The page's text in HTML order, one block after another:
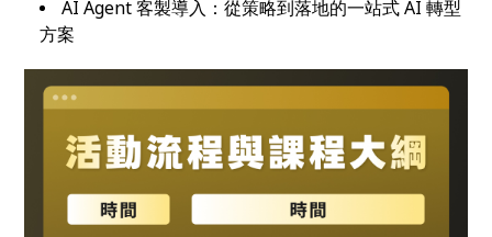
AI Agent 客製導入：從策略到落地的一站式 AI 轉型
方案